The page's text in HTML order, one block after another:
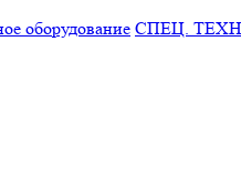
оборудование СПЕЦ.